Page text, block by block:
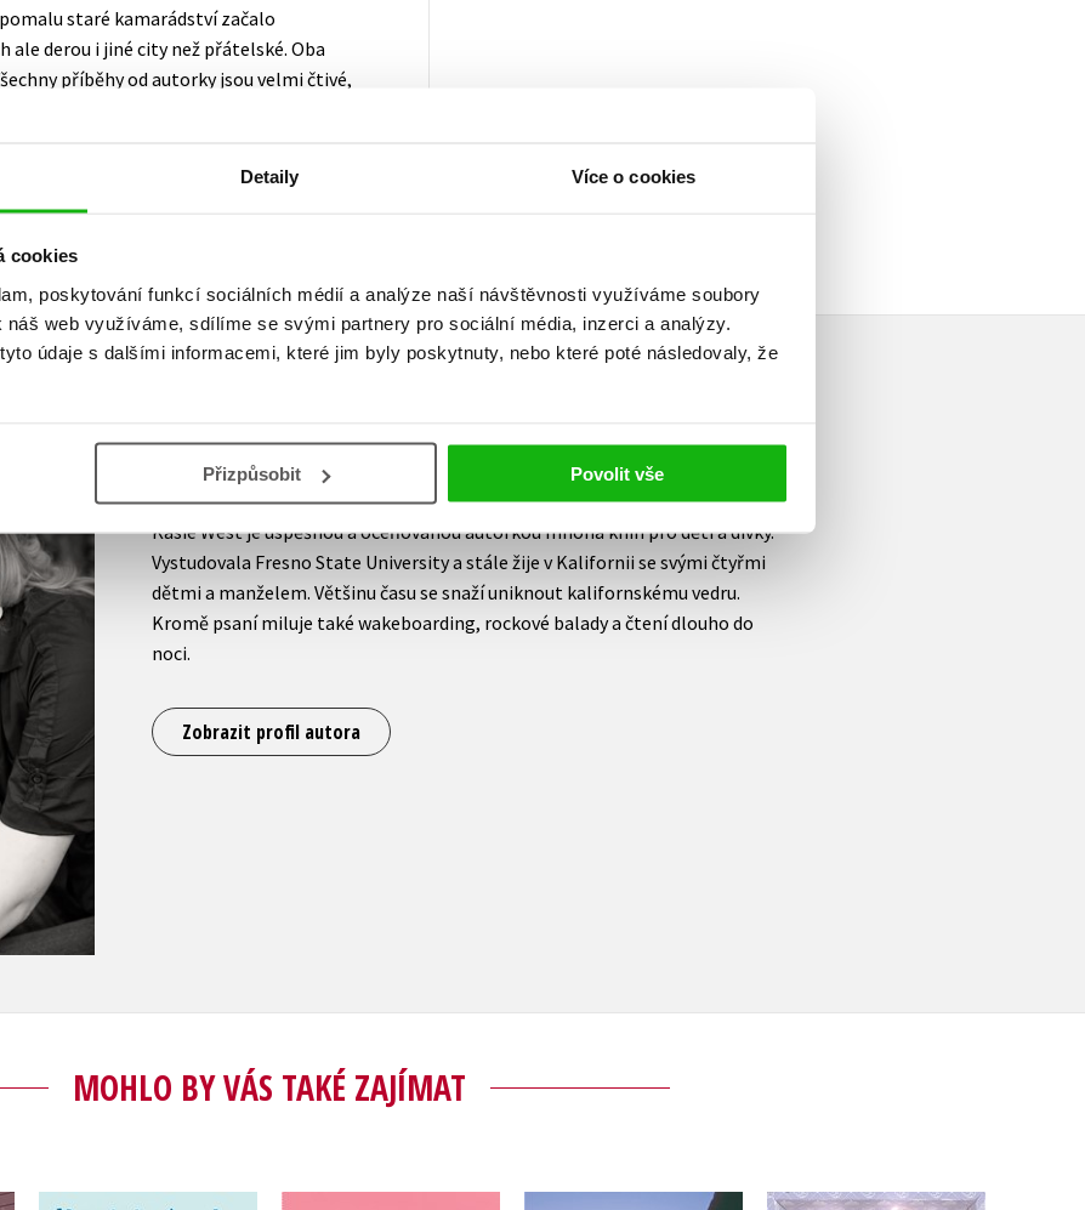
Detaily Více o cookies
cookies
poskytování funkcí sociálních médií a analýze naší návštěvnosti využíváme soubory
náš web využíváme, sdílíme se svými partnery pro sociální média, inzerci a analýzy.
údaje s dalšími informacemi, které jim byly poskytnuty, nebo které poté následovaly, že
Přizpůsobit Povolit vše
staré kamarádství začalo
ale derou i jiné city než přátelské. Oba
příběhy od autorky jsou velmi čtivé,
odpočinkové čtení, které zhltnete za
Pokud máte chuť si přečíst nějakou
Kde jsme ještě nebyli, je čtení o
Hodnocení 3,5 ⭐
AUTOR KNIHY
Kasie West
Kasie West je úspěšnou a oceňovanou autorkou mnoha knih pro děti a dívky.
Vystudovala Fresno State University a stále žije v Kalifornii se svými čtyřmi
dětmi a manželem. Většinu času se snaží uniknout kalifornskému vedru.
Kromě psaní miluje také wakeboarding, rockové balady a čtení dlouho do
noci.
Zobrazit profil autora
MOHLO BY VÁS TAKÉ ZAJÍMAT